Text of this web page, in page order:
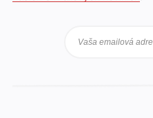
Vaša emailová